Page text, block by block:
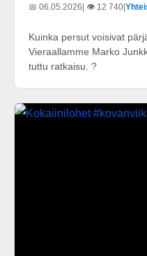
📅 06.05.2026| 👁️ 12 740|
Kuinka persut voisivat
Vieraallamme Marko
tuttu ratkaisu. ?